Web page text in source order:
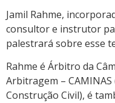
Jamil Rahme,
consultor e instrutor
palestrará sobre esse
Rahme é Árbitro da
Arbitragem –
Construção Civil), é